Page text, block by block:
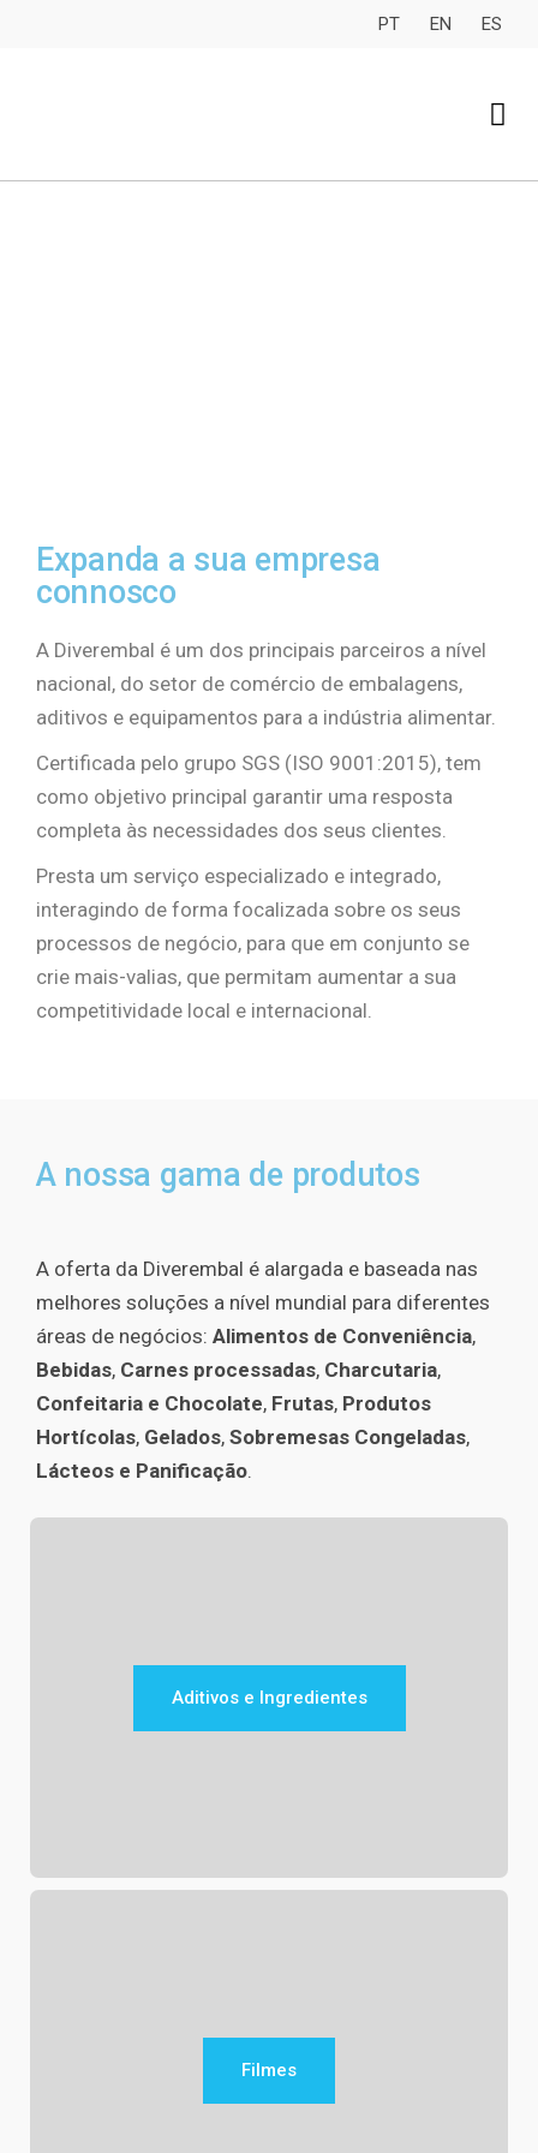
PT EN ES
Expanda a sua empresa
connosco
A Diverembal é um dos principais parceiros a nível
nacional, do setor de comércio de embalagens,
aditivos e equipamentos para a indústria alimentar.
Certificada pelo grupo SGS (ISO 9001:2015), tem
como objetivo principal garantir uma resposta
completa às necessidades dos seus clientes.
Presta um serviço especializado e integrado,
interagindo de forma focalizada sobre os seus
processos de negócio, para que em conjunto se
crie mais-valias, que permitam aumentar a sua
competitividade local e internacional.
A nossa gama de produtos
A oferta da Diverembal é alargada e baseada nas
melhores soluções a nível mundial para diferentes
áreas de negócios: Alimentos de Conveniência,
Bebidas, Carnes processadas, Charcutaria,
Confeitaria e Chocolate, Frutas, Produtos
Hortícolas, Gelados, Sobremesas Congeladas,
Lácteos e Panificação.
Aditivos e Ingredientes
Filmes